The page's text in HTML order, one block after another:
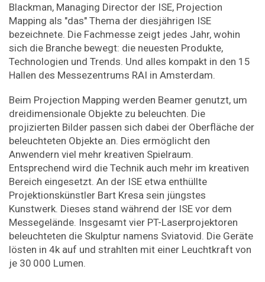
Blackman, Managing Director der ISE, Projection
Mapping als "das" Thema der diesjährigen ISE
bezeichnete. Die Fachmesse zeigt jedes Jahr, wohin
sich die Branche bewegt: die neuesten Produkte,
Technologien und Trends. Und alles kompakt in den 15
Hallen des Messezentrums RAI in Amsterdam.
Beim Projection Mapping werden Beamer genutzt, um
dreidimensionale Objekte zu beleuchten. Die
projizierten Bilder passen sich dabei der Oberfläche der
beleuchteten Objekte an. Dies ermöglicht den
Anwendern viel mehr kreativen Spielraum.
Entsprechend wird die Technik auch mehr im kreativen
Bereich eingesetzt. An der ISE etwa enthüllte
Projektionskünstler Bart Kresa sein jüngstes
Kunstwerk. Dieses stand während der ISE vor dem
Messegelände. Insgesamt vier PT-Laserprojektoren
beleuchteten die Skulptur namens Sviatovid. Die Geräte
lösten in 4k auf und strahlten mit einer Leuchtkraft von
je 30 000 Lumen.